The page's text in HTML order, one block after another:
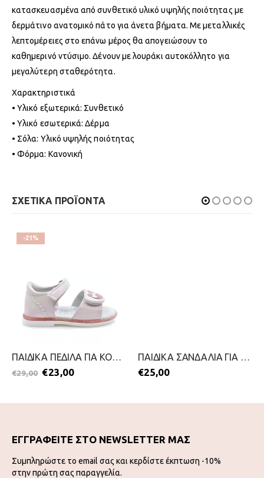
κατασκευασμένα από συνθετικό υλικό υψηλής ποιότητας με
δερμάτινο ανατομικό πάτο για άνετα βήματα. Με μεταλλικές
λεπτομέρειες στο επάνω μέρος θα απογειώσουν το
καθημερινό ντύσιμο. Δένουν με λουράκι αυτοκόλλητο για
μεγαλύτερη σταθερότητα.
Χαρακτηριστικά
• Υλικό εξωτερικά: Συνθετικό
• Υλικό εσωτερικά: Δέρμα
• Σόλα: Υλικό υψηλής ποιότητας
• Φόρμα: Κανονική
ΣΧΕΤΙΚΑ ΠΡΟΪΟΝΤΑ
-21%
ΠΑΙΔΙΚΑ ΠΕΔΙΛΑ ΓΙΑ ΚΟΡΙΤΣΙΑ-IQ KIDS-2199-0355-ΡΟΖ
€29,00 €23,00
ΠΑΙΔΙΚΑ ΣΑΝΔΑΛΙΑ ΓΙΑ ΚΟΡΙΤΣΙΑ-WALK ME-2199-0423-ΛΕΥΚΟ
€25,00
ΕΓΓΡΑΦΕΙΤΕ ΣΤΟ NEWSLETTER ΜΑΣ
Συμπληρώστε το email σας και κερδίστε έκπτωση -10%
στην πρώτη σας παραγγελία.